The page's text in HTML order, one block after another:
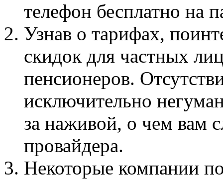
телефон бесплатно на
Узнав о тарифах,
скидок для частных
пенсионеров.
исключительно
за наживой, о чем вам
провайдера.
Hекоторые компании